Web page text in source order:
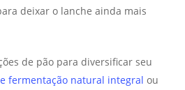
deixar o lanche ainda mais
de pão para diversificar seu
fermentação natural integral ou